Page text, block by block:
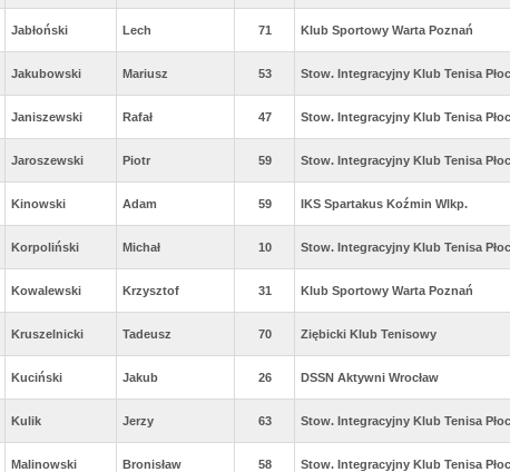
Jabłoński Lech 71 Klub Sportowy Warta Poznań
Jakubowski Mariusz 53 Stow. Integracyjny Klub Tenisa
Janiszewski Rafał 47 Stow. Integracyjny Klub Tenisa
Jaroszewski Piotr 59 Stow. Integracyjny Klub Tenisa
Kinowski Adam 59 IKS Spartakus Koźmin Wlkp.
Korpoliński Michał 10 Stow. Integracyjny Klub Tenisa
Kowalewski Krzysztof 31 Klub Sportowy Warta Poznań
Kruszelnicki Tadeusz 70 Ziębicki Klub Tenisowy
Kuciński Jakub 26 DSSN Aktywni Wrocław
Kulik Jerzy 63 Stow. Integracyjny Klub Tenisa
Malinowski Bronisław 58 Stow. Integracyjny Klub Tenisa